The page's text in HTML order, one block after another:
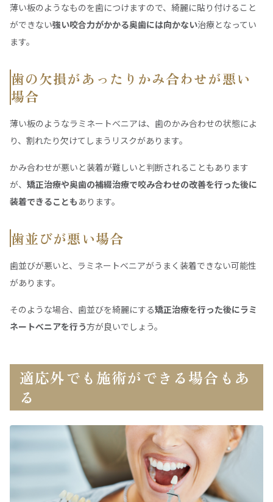
薄い板のようなものを歯につけますので、綺麗に貼り付けること
ができない強い咬合力がかかる奥歯には向かない治療となってい
ます。
歯の欠損があったりかみ合わせが悪い
場合
薄い板のようなラミネートべニアは、歯のかみ合わせの状態によ
り、割れたり欠けてしまうリスクがあります。
かみ合わせが悪いと装着が難しいと判断されることもあります
が、 矯正治療や奥歯の補綴治療で咬み合わせの改善を行った後に
装着できることも あります。
歯並びが悪い場合
歯並びが悪いと、ラミネートべニアがうまく装着できない可能性
があります。
そのような場合、歯並びを綺麗にする矯正治療を行った後にラミ
ネートべニアを行う方が良いでしょう。
適応外でも施術ができる場合もあ
る